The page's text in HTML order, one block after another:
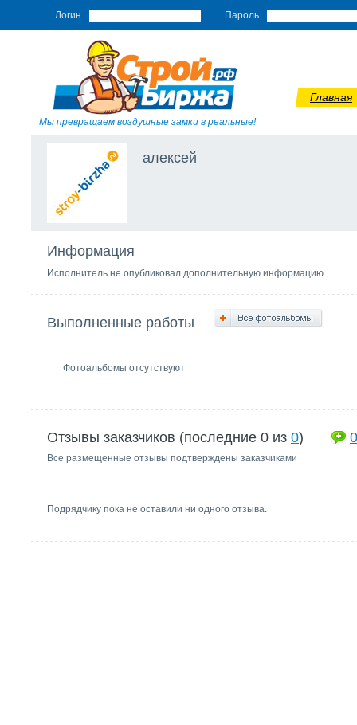
Логин Пароль
Мы превращаем воздушные замки в реальные!
Главная
алексей
Информация
Исполнитель не опубликовал дополнительную информацию
Выполненные работы
Фотоальбомы отсутствуют
Отзывы заказчиков (последние 0 из 0) 0
Все размещенные отзывы подтверждены заказчиками
Подрядчику пока не оставили ни одного отзыва.